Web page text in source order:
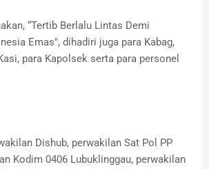
“Tertib Berlalu Lintas Demi
Emas", dihadiri juga para Kabag,
para Kapolsek serta para personel
Dishub, perwakilan Sat Pol PP
Kodim 0406 Lubuklinggau, perwakilan